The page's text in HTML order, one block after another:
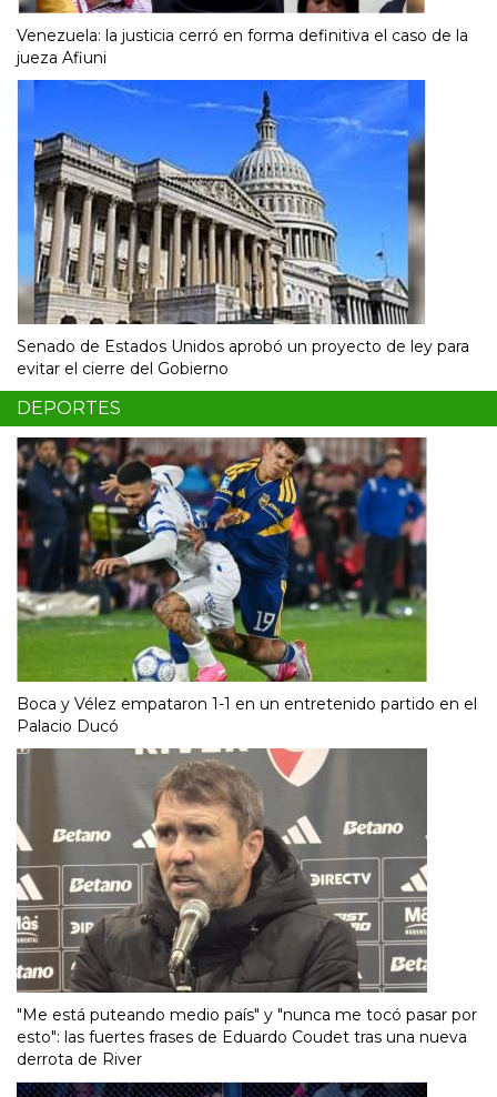
Venezuela: la justicia cerró en forma definitiva el caso de la
jueza Afiuni
Senado de Estados Unidos aprobó un proyecto de ley para
evitar el cierre del Gobierno
DEPORTES
Boca y Vélez empataron 1-1 en un entretenido partido en el
Palacio Ducó
"Me está puteando medio país" y "nunca me tocó pasar por
esto": las fuertes frases de Eduardo Coudet tras una nueva
derrota de River